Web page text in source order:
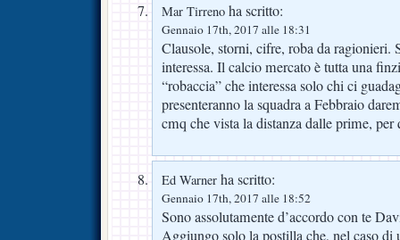
Mar Tirreno ha scritto:
Gennaio 17th, 2017 alle 18:31
Clausole, storni, cifre, roba da ragionieri.
interessa. Il calcio mercato è tutta una
“robaccia” che interessa solo chi ci
presenteranno la squadra a Febbraio
cmq che vista la distanza dalle prime, per
Ed Warner ha scritto:
Gennaio 17th, 2017 alle 18:52
Sono assolutamente d’accordo con te
Aggiungo solo la postilla che, nel caso di